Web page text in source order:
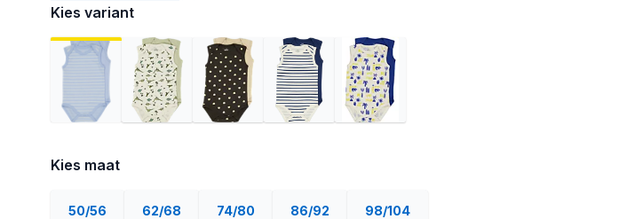
Kies variant
Kies maat
50/56 62/68 74/80 86/92 98/104